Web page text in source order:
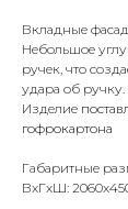
Вкладные
Небольшое
ручек, что
удара об ручку.
Изделие
гофрокартона
Габаритные
ВxГxШ: